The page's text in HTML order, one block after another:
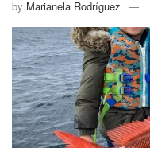
by Marianela Rodríguez